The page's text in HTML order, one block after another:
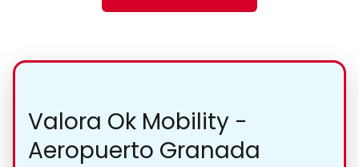
Valora Ok Mobility -
Aeropuerto Granada